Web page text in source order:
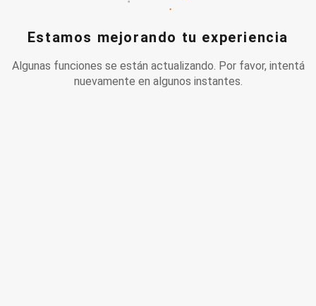
Estamos mejorando tu experiencia
Algunas funciones se están actualizando. Por favor, intentá
nuevamente en algunos instantes.